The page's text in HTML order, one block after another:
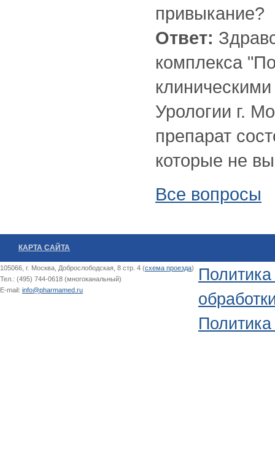
привыкание?
Ответ:
комплекса
Урологии г.
препарат
которые не
Все вопросы
КАРТА САЙТА
105066, г. Москва, Доброслободская, 8 стр. 4 (схема проезда)
Тел.: (495) 744-0618 (многоканальный)
E-mail: info@pharmamed.ru